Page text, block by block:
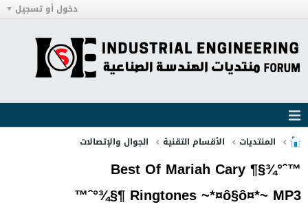
دخول أو تسجيل
المنتديات الأقسام التقنية الجوال والإتصالات
™ˆ°¾§¶ Best Of Mariah Cary
Ringtones ~*¤ô§ô¤*~ MP3 ¶§¾°ˆ™